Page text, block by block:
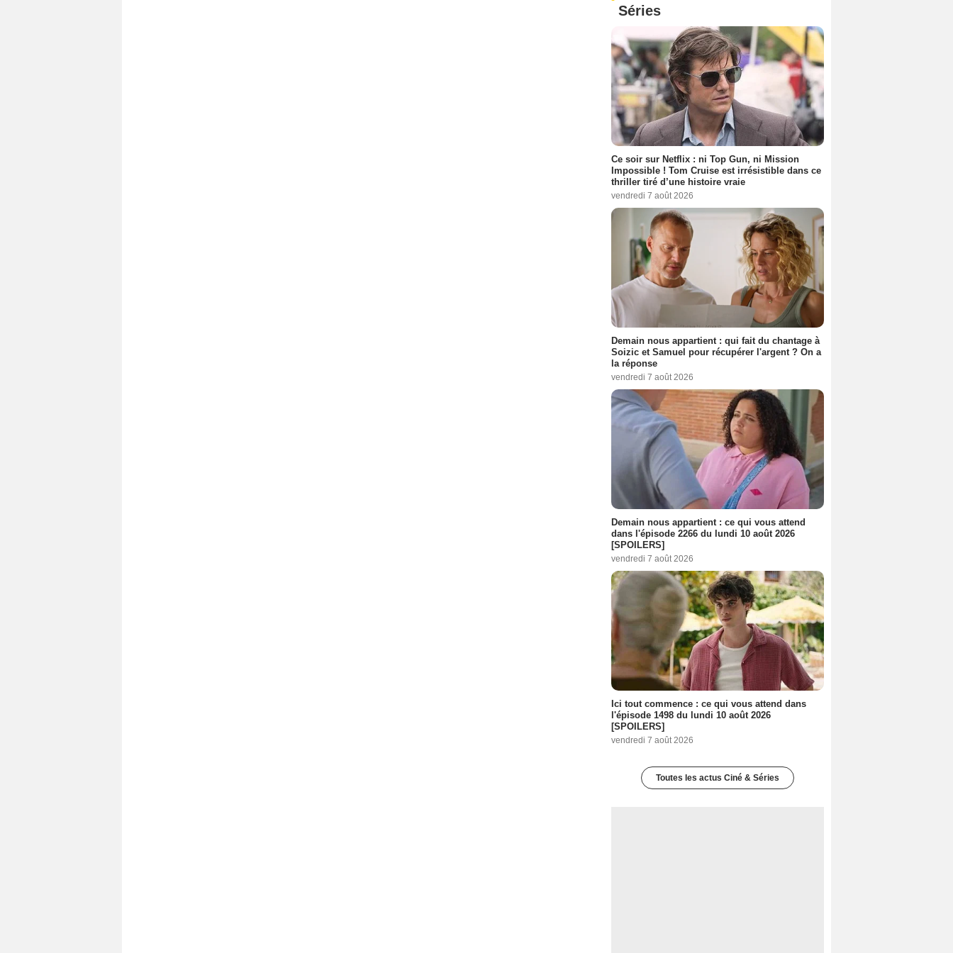
Séries
Ce soir sur Netflix : ni Top Gun, ni Mission
Impossible ! Tom Cruise est irrésistible dans ce
thriller tiré d’une histoire vraie
vendredi 7 août 2026
Demain nous appartient : qui fait du chantage à
Soizic et Samuel pour récupérer l'argent ? On a
la réponse
vendredi 7 août 2026
Demain nous appartient : ce qui vous attend
dans l'épisode 2266 du lundi 10 août 2026
[SPOILERS]
vendredi 7 août 2026
Ici tout commence : ce qui vous attend dans
l'épisode 1498 du lundi 10 août 2026
[SPOILERS]
vendredi 7 août 2026
Toutes les actus Ciné & Séries